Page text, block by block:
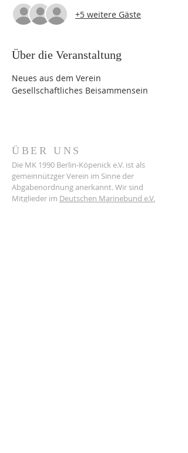
+5 weitere Gäste
Über die Veranstaltung
Neues aus dem Verein
Gesellschaftliches Beisammensein
ÜBER UNS
Die MK 1990 Berlin-Köpenick e.V. ist als
gemeinnützger Verein im Sinne der
Abgabenordnung anerkannt. Wir sind
Mitglieder im Deutschen Marinebund e.V.